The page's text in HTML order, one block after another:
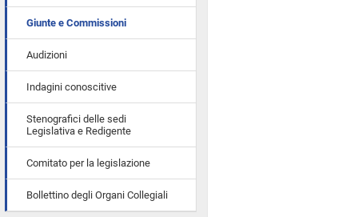
Giunte e Commissioni
Audizioni
Indagini conoscitive
Stenografici delle sedi
Legislativa e Redigente
Comitato per la legislazione
Bollettino degli Organi Collegiali